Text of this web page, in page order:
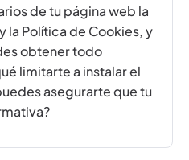
de tu página web la
la Política de Cookies, y
obtener todo
limitarte a instalar el
asegurarte que tu